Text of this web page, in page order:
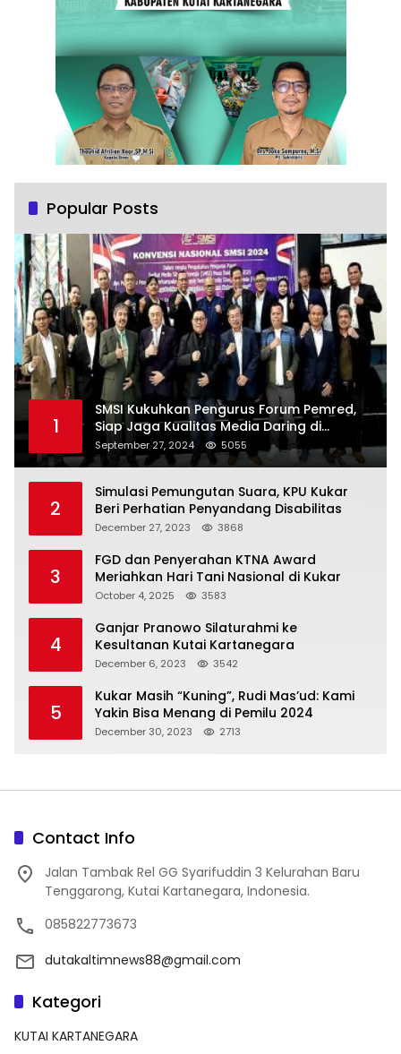
Popular Posts
1
SMSI Kukuhkan Pengurus Forum Pemred,
Siap Jaga Kualitas Media Daring di
Indonesia
September 27, 2024 5055
2
Simulasi Pemungutan Suara, KPU Kukar
Beri Perhatian Penyandang Disabilitas
December 27, 2023 3868
3
FGD dan Penyerahan KTNA Award
Meriahkan Hari Tani Nasional di Kukar
October 4, 2025 3583
4
Ganjar Pranowo Silaturahmi ke
Kesultanan Kutai Kartanegara
December 6, 2023 3542
5
Kukar Masih “Kuning”, Rudi Mas’ud: Kami
Yakin Bisa Menang di Pemilu 2024
December 30, 2023 2713
Contact Info
Jalan Tambak Rel GG Syarifuddin 3 Kelurahan Baru
Tenggarong, Kutai Kartanegara, Indonesia.
085822773673
dutakaltimnews88@gmail.com
Kategori
KUTAI KARTANEGARA